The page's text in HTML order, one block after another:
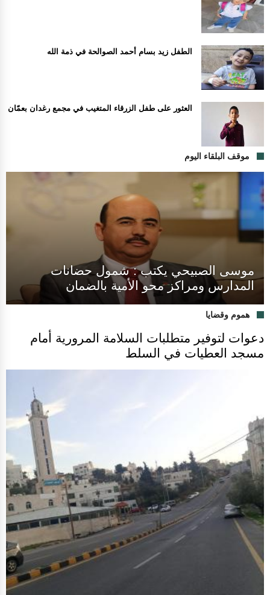
الطفل زيد بسام أحمد الصوالحة في ذمة الله
العثور على طفل الزرقاء المتغيب في مجمع رغدان بعمّان
موقف البلقاء اليوم
موسى الصبيحي يكتب : شمول حضانات
المدارس ومراكز محو الأمية بالضمان
هموم وقضايا
دعوات لتوفير متطلبات السلامة المرورية أمام
مسجد العطيات في السلط